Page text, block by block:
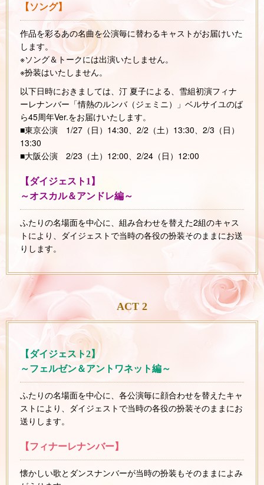
【ソング】
作品を彩るあの名曲を公演毎に替わるキャストがお届けいた
します。
※ソング＆トークには出演いたしません。
※扮装はいたしません。
以下日時におきましては、汀 夏子による、雪組初演フィナ
ーレナンバー「情熱のルンバ（ジェミニ）」ベルサイユのば
ら45周年Ver.をお届けいたします。
■東京公演 1/27（日）14:30、2/2（土）13:30、2/3（日）
13:30
■大阪公演 2/23（土）12:00、2/24（日）12:00
【ダイジェスト1】
～オスカル＆アンドレ編～
ふたりの名場面を中心に、組み合わせを替えた2組のキャス
トにより、ダイジェストで当時の各役の扮装そのままにお送
りします。
ACT 2
【ダイジェスト2】
～フェルゼン＆アントワネット編～
ふたりの名場面を中心に、各公演毎に顔合わせを替えたキャ
ストにより、ダイジェストで当時の各役の扮装そのままにお
送りします。
【フィナーレナンバー】
懐かしい歌とダンスナンバーが当時の扮装もそのままによみ